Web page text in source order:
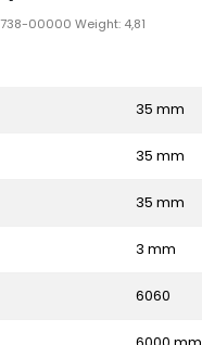
00000 Weight: 4,81
35 mm
35 mm
35 mm
3 mm
6060